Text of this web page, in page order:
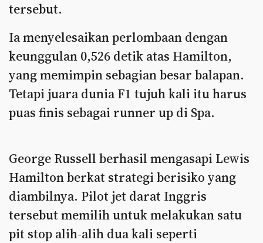
tersebut.
Ia menyelesaikan perlombaan dengan
keunggulan 0,526 detik atas Hamilton,
yang memimpin sebagian besar balapan.
Tetapi juara dunia F1 tujuh kali itu harus
puas finis sebagai runner up di Spa.
George Russell berhasil mengasapi Lewis
Hamilton berkat strategi berisiko yang
diambilnya. Pilot jet darat Inggris
tersebut memilih untuk melakukan satu
pit stop alih-alih dua kali seperti